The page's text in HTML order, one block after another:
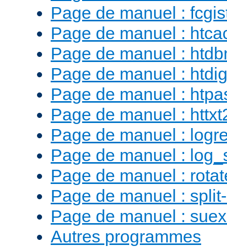
Page de manuel :
Page de manuel :
Page de manuel :
Page de manuel :
Page de manuel :
Page de manuel :
Page de manuel :
Page de manuel :
Page de manuel :
Page de manuel :
Page de manuel :
Autres programmes